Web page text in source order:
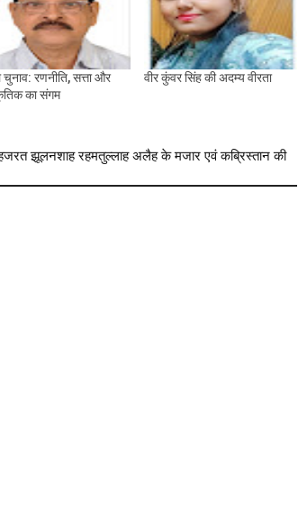
चुनाव: रणनीति, सत्ता और
का संगम
वीर कुंवर सिंह की अदम्य वीरता
झूलनशाह रहमतुल्लाह अलैह के मजार एवं कब्रिस्तान की